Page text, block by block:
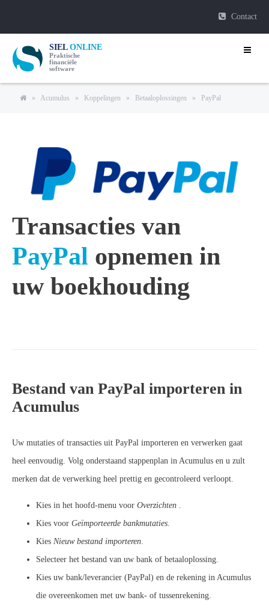
Contact
SIEL ONLINE
Praktische
financiële
software
» Acumulus » Koppelingen » Betaaloplossingen » PayPal
Transacties van
PayPal opnemen in
uw boekhouding
Bestand van PayPal importeren in
Acumulus
Uw mutaties of transacties uit PayPal importeren en verwerken gaat
heel eenvoudig. Volg onderstaand stappenplan in Acumulus en u zult
merken dat de verwerking heel prettig en gecontroleerd verloopt.
Kies in het hoofd-menu voor Overzichten .
Kies voor Geïmporteerde bankmutaties.
Kies Nieuw bestand importeren.
Selecteer het bestand van uw bank of betaaloplossing.
Kies uw bank/leverancier (PayPal) en de rekening in Acumulus
die overeenkomen met uw bank- of tussenrekening.